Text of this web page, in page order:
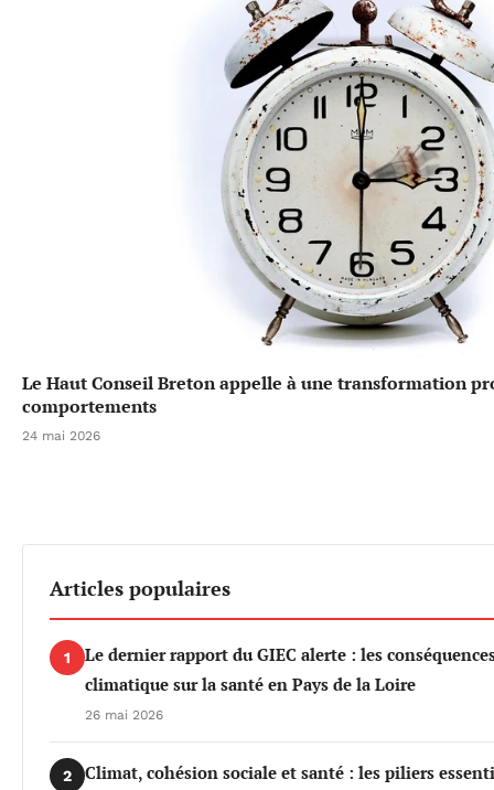
Le Haut Conseil Breton appelle à une transformation
comportements
24 mai 2026
Articles populaires
1
Le dernier rapport du GIEC alerte : les
climatique sur la santé en Pays de la Loire
26 mai 2026
2
Climat, cohésion sociale et santé : les piliers